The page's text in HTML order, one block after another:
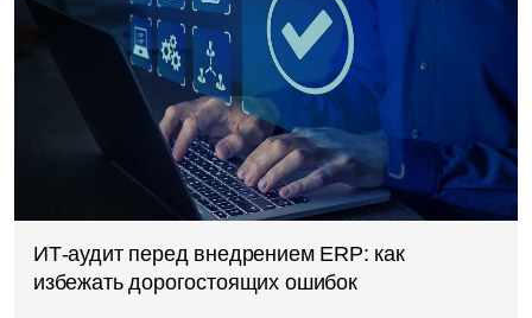
ИТ-аудит перед внедрением ERP: как
избежать дорогостоящих ошибок